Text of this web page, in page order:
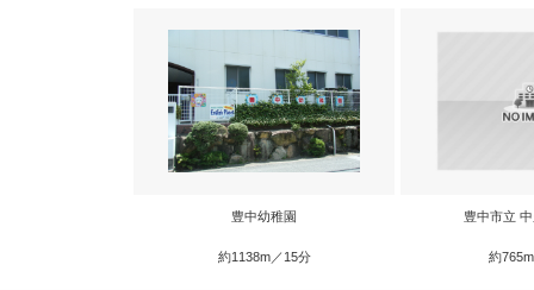
豊中幼稚園
約1138m／15分
豊中市立
約